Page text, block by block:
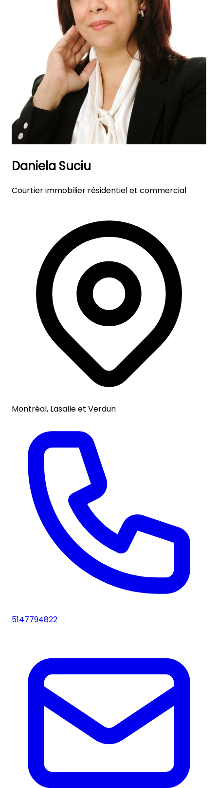
Daniela Suciu
Courtier immobilier résidentiel et commercial
Montréal, Lasalle et Verdun
5147794822